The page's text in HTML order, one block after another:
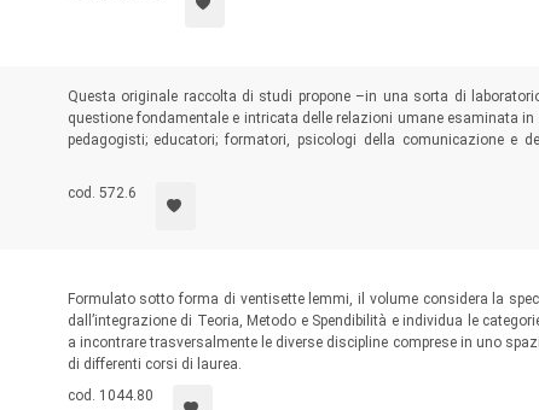
Questa originale raccolta di studi propone –in una sorta di
questione fondamentale e intricata delle relazioni umane esaminata
pedagogisti; educatori; formatori, psicologi della comunicazione e
lavoro, delle organizzazioni, storici, sociologi, politologi, criminologi
territorio, cultura, tradizione, istituzioni e modernità.
cod. 572.6
Formulato sotto forma di ventisette lemmi, il volume considera la
dall’integrazione di Teoria, Metodo e Spendibilità e individua le
a incontrare trasversalmente le diverse discipline comprese in uno
di differenti corsi di laurea.
cod. 1044.80